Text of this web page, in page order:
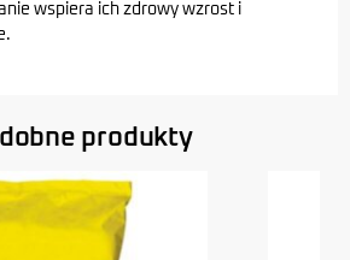
wspiera ich zdrowy wzrost i
produkty